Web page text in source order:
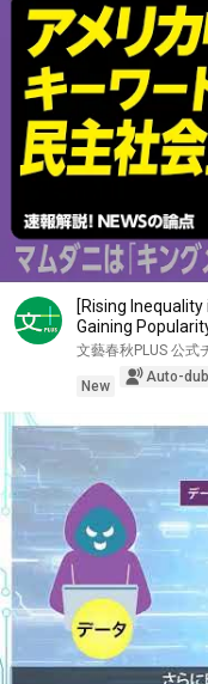
[Rising
Gaining
文藝春秋PLUS 公式
New
Auto-